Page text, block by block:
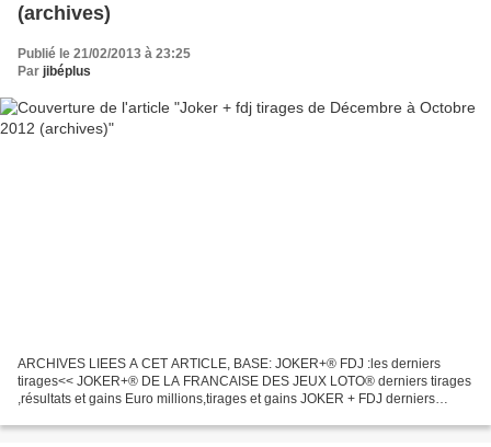
(archives)
Publié le 21/02/2013 à 23:25
Par jibéplus
ARCHIVES LIEES A CET ARTICLE, BASE: JOKER+® FDJ :les derniers
tirages<< JOKER+® DE LA FRANCAISE DES JEUX LOTO® derniers tirages
,résultats et gains Euro millions,tirages et gains JOKER + FDJ derniers